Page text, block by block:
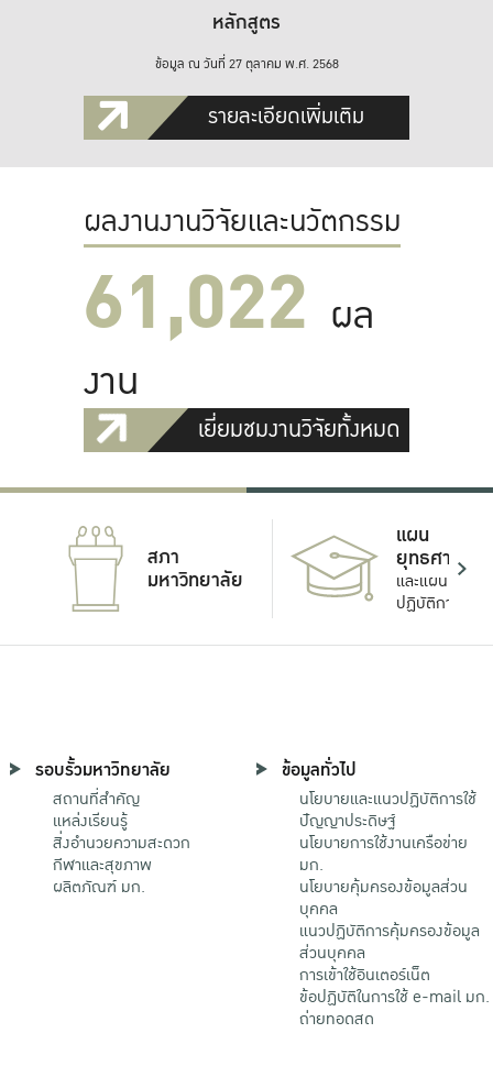
หลักสูตร
ข้อมูล ณ วันที่ 27 ตุลาคม พ.ศ. 2568
รายละเอียดเพิ่มเติม
ผลงานงานวิจัยและนวัตกรรม
61,022 ผล
งาน
เยี่ยมชมงานวิจัยทั้งหมด
สภา
มหาวิทยาลัย
แผน
ยุทธศาสตร์
และแผน
ปฏิบัติการ
รอบรั้วมหาวิทยาลัย
สถานที่สำคัญ
แหล่งเรียนรู้
สิ่งอำนวยความสะดวก
กีฬาและสุขภาพ
ผลิตภัณฑ์ มก.
ข้อมูลทั่วไป
นโยบายและแนวปฏิบัติการใช้
ปัญญาประดิษฐ์
นโยบายการใช้งานเครือข่าย
มก.
นโยบายคุ้มครองข้อมูลส่วน
บุคคล
แนวปฏิบัติการคุ้มครองข้อมูล
ส่วนบุคคล
การเข้าใช้อินเตอร์เน็ต
ข้อปฏิบัติในการใช้ e-mail มก.
ถ่ายทอดสด